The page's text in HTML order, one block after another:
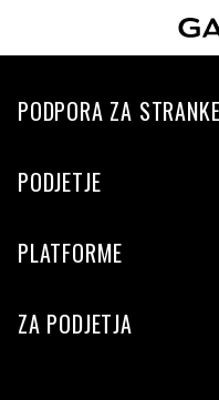
PODPORA ZA STRANKE
PODJETJE
PLATFORME
ZA PODJETJA